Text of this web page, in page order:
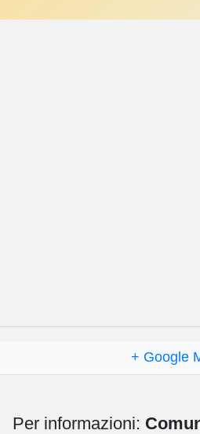
+ Google
Per informazioni: